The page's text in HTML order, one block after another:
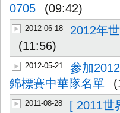
0705
(09:42)
2012-06-18
2012年
(11:56)
2012-05-21
參加
錦標賽中華隊名單
2011-08-28 [ 2011世